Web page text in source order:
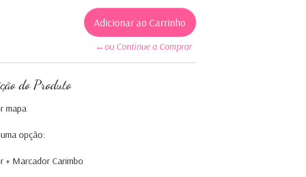
←ou Continue a Comprar
do Produto
mapa
opção:
+ Marcador Carimbo